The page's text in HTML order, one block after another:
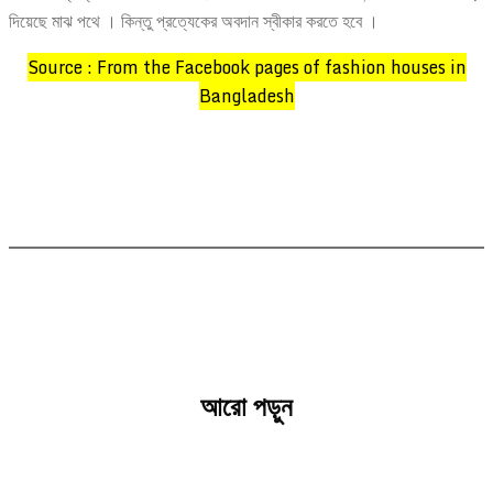
দিয়েছে মাঝ পথে । কিন্তু প্রত্যেকের অবদান স্বীকার করতে হবে ।
Source : From the Facebook pages of fashion houses in
Bangladesh
আরো পড়ুন